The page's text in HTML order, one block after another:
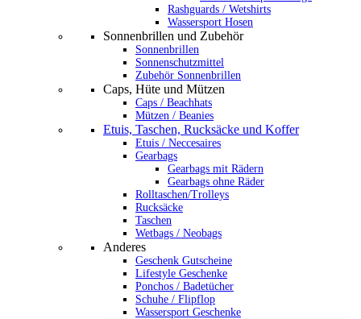
Rashguards / Wetshirts
Wassersport Hosen
Sonnenbrillen und Zubehör
Sonnenbrillen
Sonnenschutzmittel
Zubehör Sonnenbrillen
Caps, Hüte und Mützen
Caps / Beachhats
Mützen / Beanies
Etuis, Taschen, Rucksäcke und Koffer
Etuis / Neccesaires
Gearbags
Gearbags mit Rädern
Gearbags ohne Räder
Rolltaschen/Trolleys
Rucksäcke
Taschen
Wetbags / Neobags
Anderes
Geschenk Gutscheine
Lifestyle Geschenke
Ponchos / Badetücher
Schuhe / Flipflop
Wassersport Geschenke